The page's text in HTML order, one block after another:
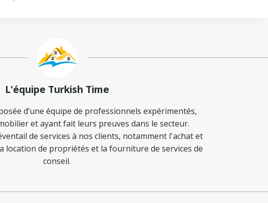
L'équipe Turkish Time
d’une équipe de professionnels expérimentés,
et ayant fait leurs preuves dans le secteur.
de services à nos clients, notamment l'achat et
location de propriétés et la fourniture de services de
conseil.